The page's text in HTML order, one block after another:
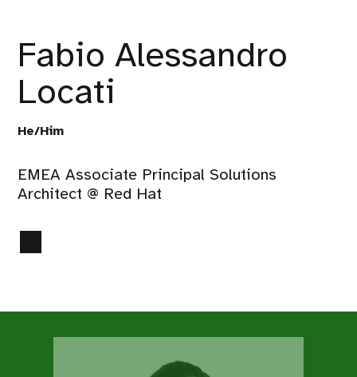
Fabio Alessandro
Locati
He/Him
EMEA Associate Principal Solutions
Architect @ Red Hat